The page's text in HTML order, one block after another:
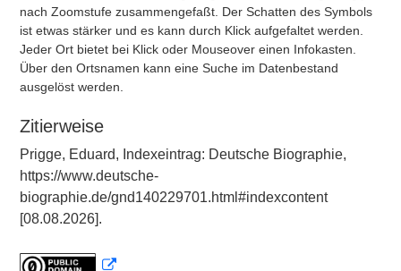
nach Zoomstufe zusammengefaßt. Der Schatten des Symbols
ist etwas stärker und es kann durch Klick aufgefaltet werden.
Jeder Ort bietet bei Klick oder Mouseover einen Infokasten.
Über den Ortsnamen kann eine Suche im Datenbestand
ausgelöst werden.
Zitierweise
Prigge, Eduard, Indexeintrag: Deutsche Biographie,
https://www.deutsche-
biographie.de/gnd140229701.html#indexcontent
[08.08.2026].